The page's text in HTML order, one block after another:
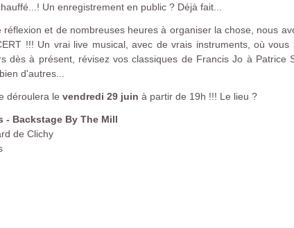
Un enregistrement en public ? Déjà fait...
réflexion et de nombreuses heures à organiser la chose, nous
!!! Un vrai live musical, avec de vrais instruments, où
dès à présent, révisez vos classiques de Francis Jo à
d'autres...
déroulera le vendredi 29 juin à partir de 19h !!! Le lieu ?
- Backstage By The Mill
de Clichy